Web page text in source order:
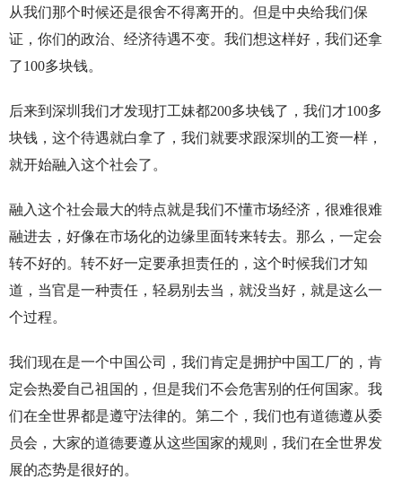
从我们那个时候还是很舍不得离开的。但是中央给我们保
证，你们的政治、经济待遇不变。我们想这样好，我们还拿
了100多块钱。
后来到深圳我们才发现打工妹都200多块钱了，我们才100多
块钱，这个待遇就白拿了，我们就要求跟深圳的工资一样，
就开始融入这个社会了。
融入这个社会最大的特点就是我们不懂市场经济，很难很难
融进去，好像在市场化的边缘里面转来转去。那么，一定会
转不好的。转不好一定要承担责任的，这个时候我们才知
道，当官是一种责任，轻易别去当，就没当好，就是这么一
个过程。
我们现在是一个中国公司，我们肯定是拥护中国工厂的，肯
定会热爱自己祖国的，但是我们不会危害别的任何国家。我
们在全世界都是遵守法律的。第二个，我们也有道德遵从委
员会，大家的道德要遵从这些国家的规则，我们在全世界发
展的态势是很好的。